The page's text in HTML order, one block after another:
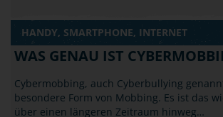
HANDY, SMARTPHONE, INTERNET
WAS GENAU IST
Cybermobbing, auch Cyberbullying
besondere Form von Mobbing. Es ist das
über einen längeren Zeitraum hinweg…